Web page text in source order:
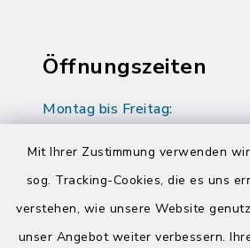
Mit Ihrer Zustimmung verwenden
sog. Tracking-Cookies, die es uns
verstehen, wie unsere Website
unser Angebot weiter verbessern.
Öffnungszeiten
Montag bis Freitag:
Donnerstag zusätzlich:
14:00-17:00 Uhr